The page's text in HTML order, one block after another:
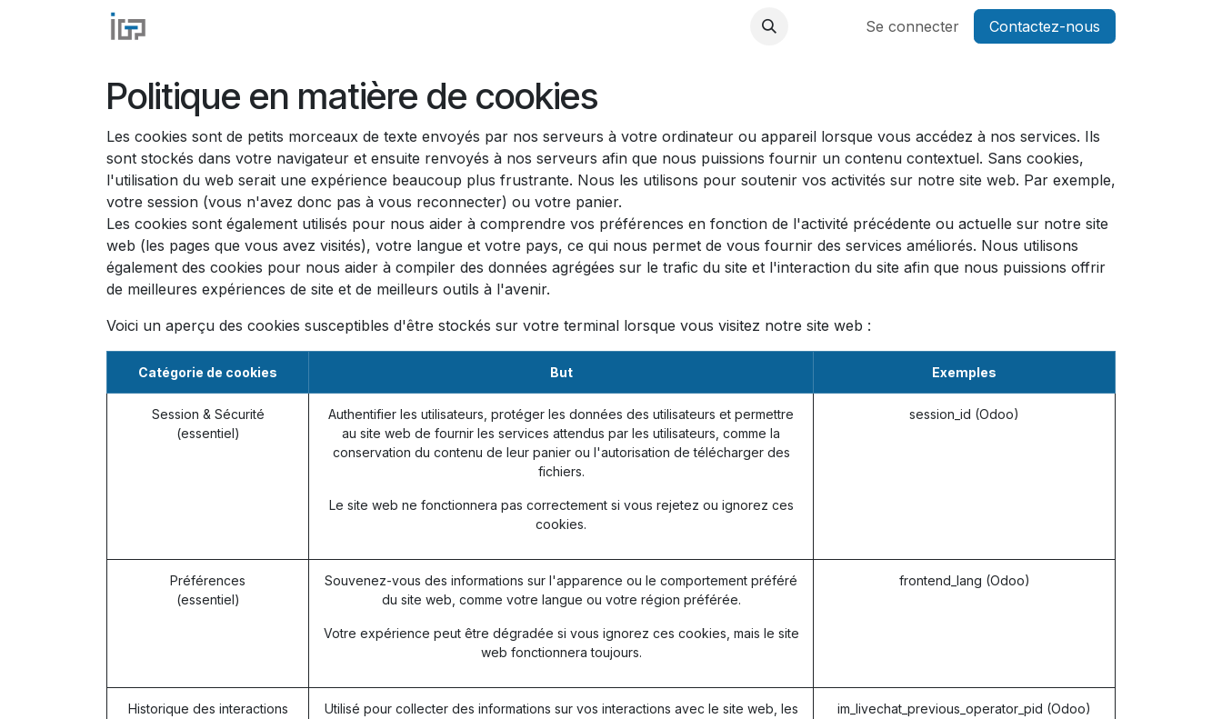
Se rendre au contenu
Se connecter Contactez-nous
Politique en matière de cookies
Les cookies sont de petits morceaux de texte envoyés par nos serveurs à votre ordinateur ou appareil lorsque vous accédez à nos services. Ils
sont stockés dans votre navigateur et ensuite renvoyés à nos serveurs afin que nous puissions fournir un contenu contextuel. Sans cookies,
l'utilisation du web serait une expérience beaucoup plus frustrante. Nous les utilisons pour soutenir vos activités sur notre site web. Par exemple,
votre session (vous n'avez donc pas à vous reconnecter) ou votre panier.
Les cookies sont également utilisés pour nous aider à comprendre vos préférences en fonction de l'activité précédente ou actuelle sur notre site
web (les pages que vous avez visités), votre langue et votre pays, ce qui nous permet de vous fournir des services améliorés. Nous utilisons
également des cookies pour nous aider à compiler des données agrégées sur le trafic du site et l'interaction du site afin que nous puissions offrir
de meilleures expériences de site et de meilleurs outils à l'avenir.
Voici un aperçu des cookies susceptibles d'être stockés sur votre terminal lorsque vous visitez notre site web :
Catégorie de cookies But Exemples
Session & Sécurité
(essentiel)
Authentifier les utilisateurs, protéger les données des utilisateurs et permettre
au site web de fournir les services attendus par les utilisateurs, comme la
conservation du contenu de leur panier ou l'autorisation de télécharger des
fichiers.
Le site web ne fonctionnera pas correctement si vous rejetez ou ignorez ces
cookies.
session_id (Odoo)
Préférences
(essentiel)
Souvenez-vous des informations sur l'apparence ou le comportement préféré
du site web, comme votre langue ou votre région préférée.
Votre expérience peut être dégradée si vous ignorez ces cookies, mais le site
web fonctionnera toujours.
frontend_lang (Odoo)
Historique des interactions
Utilisé pour collecter des informations sur vos interactions avec le site web, les
im_livechat_previous_operator_pid (Odoo)